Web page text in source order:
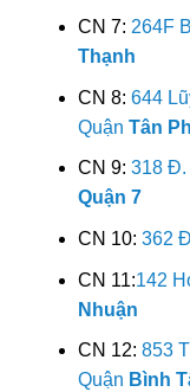
CN 7: 264F
Thạnh
CN 8: 644
Quận Tân
CN 9: 318 Đ.
Quận 7
CN 10: 362
CN 11:142
Nhuận
CN 12: 853
Quận Bình